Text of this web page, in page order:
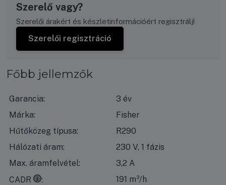
Szerelő vagy?
Szerelői árakért és készletinformációért regisztrálj!
Szerelői regisztráció
Főbb jellemzők
Garancia:
3 év
Márka:
Fisher
Hűtőközeg típusa:
R290
Hálózati áram:
230 V, 1 fázis
Max. áramfelvétel:
3,2 A
CADR
191 m³/h
CADR = Clean Air Delivery Rate, azaz a tiszta levegő